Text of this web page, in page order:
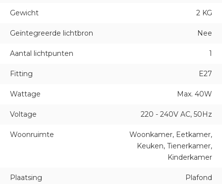
Gewicht 2 KG
Geïntegreerde lichtbron Nee
Aantal lichtpunten 1
Fitting E27
Wattage Max. 40W
Voltage 220 - 240V AC, 50Hz
Woonruimte
Woonkamer, Eetkamer,
Keuken, Tienerkamer,
Kinderkamer
Plaatsing Plafond